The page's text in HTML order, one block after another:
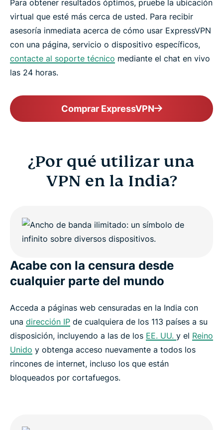
Para obtener resultados óptimos, pruebe la ubicación
virtual que esté más cerca de usted. Para recibir
asesoría inmediata acerca de cómo usar ExpressVPN
con una página, servicio o dispositivo específicos,
contacte al soporte técnico mediante el chat en vivo
las 24 horas.
Comprar ExpressVPN
¿Por qué utilizar una
VPN en la India?
Acabe con la censura desde
cualquier parte del mundo
Acceda a páginas web censuradas en la India con
una dirección IP de cualquiera de los 113 países a su
disposición, incluyendo a las de los EE. UU. y el Reino
Unido y obtenga acceso nuevamente a todos los
rincones de internet, incluso los que están
bloqueados por cortafuegos.